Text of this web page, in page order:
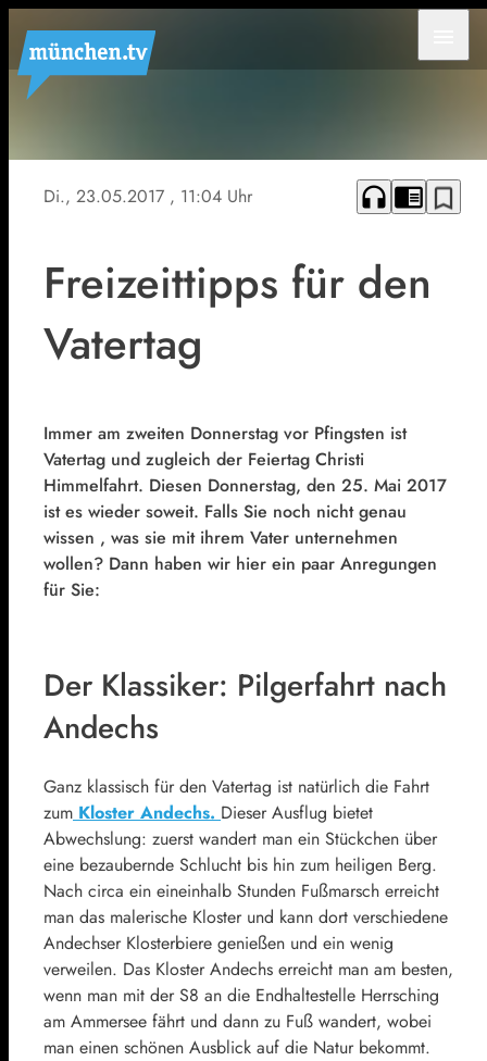
Di., 23.05.2017 , 11:04 Uhr headphones chrome_reader_mode bookmark_border
Freizeittipps für den
Vatertag
Immer am zweiten Donnerstag vor Pfingsten ist
Vatertag und zugleich der Feiertag Christi
Himmelfahrt. Diesen Donnerstag, den 25. Mai 2017
ist es wieder soweit. Falls Sie noch nicht genau
wissen , was sie mit ihrem Vater unternehmen
wollen? Dann haben wir hier ein paar Anregungen
für Sie:
Der Klassiker: Pilgerfahrt nach
Andechs
Ganz klassisch für den Vatertag ist natürlich die Fahrt
zum Kloster Andechs. Dieser Ausflug bietet
Abwechslung: zuerst wandert man ein Stückchen über
eine bezaubernde Schlucht bis hin zum heiligen Berg.
Nach circa ein eineinhalb Stunden Fußmarsch erreicht
man das malerische Kloster und kann dort verschiedene
Andechser Klosterbiere genießen und ein wenig
verweilen. Das Kloster Andechs erreicht man am besten,
wenn man mit der S8 an die Endhaltestelle Herrsching
am Ammersee fährt und dann zu Fuß wandert, wobei
man einen schönen Ausblick auf die Natur bekommt.